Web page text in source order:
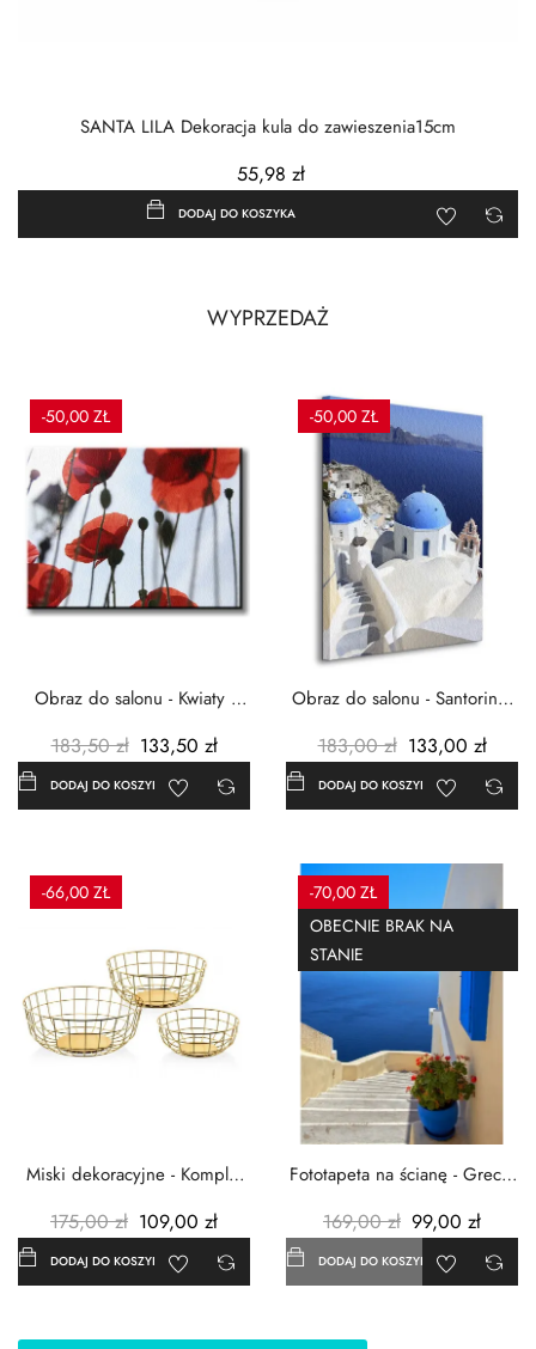
SANTA LILA Dekoracja kula do zawieszenia15cm
55,98 zł
DODAJ DO KOSZYKA
WYPRZEDAŻ
-50,00 ZŁ
Obraz do salonu - Kwiaty -
183,50 zł 133,50 zł
DODAJ DO KOSZYKA
-50,00 ZŁ
Obraz do salonu - Santorini -
183,00 zł 133,00 zł
DODAJ DO KOSZYKA
-66,00 ZŁ
Miski dekoracyjne - Komplet
175,00 zł 109,00 zł
DODAJ DO KOSZYKA
-70,00 ZŁ
OBECNIE BRAK NA
STANIE
Fototapeta na ścianę - Grecja
169,00 zł 99,00 zł
DODAJ DO KOSZYKA